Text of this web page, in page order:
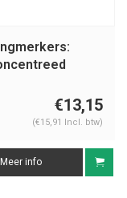
| Zuren
€13,15
(€15,91 Incl. btw)
Meer info